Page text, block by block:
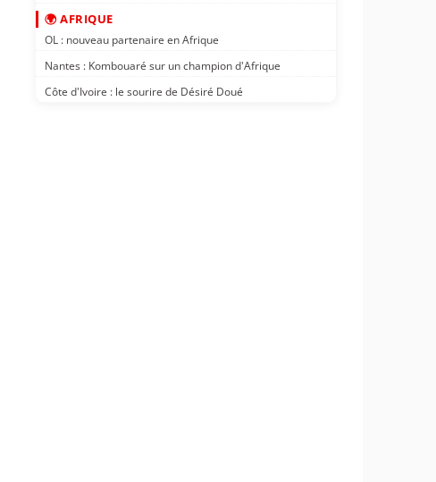
🌍 AFRIQUE
OL : nouveau partenaire en Afrique
Nantes : Kombouaré sur un champion d'Afrique
Côte d'Ivoire : le sourire de Désiré Doué